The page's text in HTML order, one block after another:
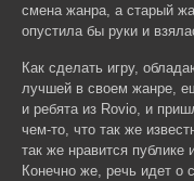
смена жанра, а старый
опустила бы руки и
Как сделать игру,
лучшей в своем жанре,
и ребята из Rovio, и
чем-то, что так же
так же нравится публике
Конечно же, речь идет о